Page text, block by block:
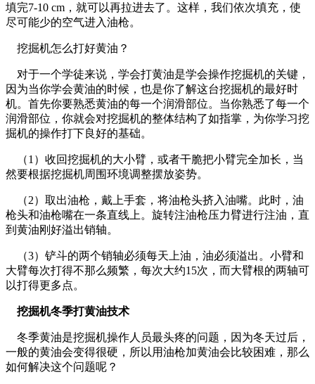
填完7-10 cm，就可以再拉进去了。这样，我们依次填充，使
尽可能少的空气进入油枪。
挖掘机怎么打好黄油？
对于一个学徒来说，学会打黄油是学会操作挖掘机的关键，
因为当你学会黄油的时候，也是你了解这台挖掘机的最好时
机。首先你要熟悉黄油的每一个润滑部位。当你熟悉了每一个
润滑部位，你就会对挖掘机的整体结构了如指掌，为你学习挖
掘机的操作打下良好的基础。
（1）收回挖掘机的大小臂，或者干脆把小臂完全加长，当
然要根据挖掘机周围环境调整摆放姿势。
（2）取出油枪，戴上手套，将油枪头挤入油嘴。此时，油
枪头和油枪嘴在一条直线上。旋转注油枪压力臂进行注油，直
到黄油刚好溢出销轴。
（3）铲斗的两个销轴必须每天上油，油必须溢出。小臂和
大臂每次打得不那么频繁，每次大约15次，而大臂根的两轴可
以打得更多点。
挖掘机冬季打黄油技术
冬季黄油是挖掘机操作人员最头疼的问题，因为冬天过后，
一般的黄油会变得很硬，所以用油枪加黄油会比较困难，那么
如何解决这个问题呢？